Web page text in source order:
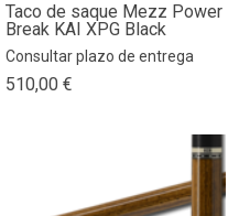
Taco de saque Mezz Power
Break KAI XPG Black
Consultar plazo de entrega
510,00 €